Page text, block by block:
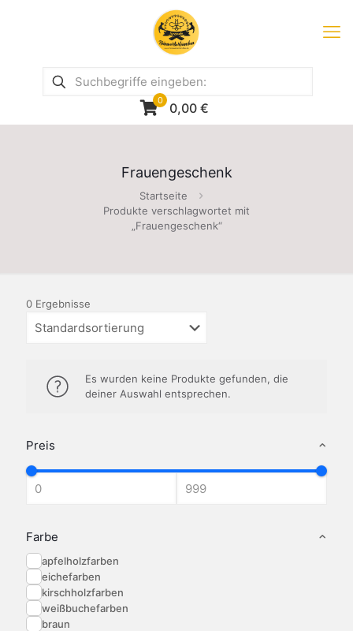
0 0,00 €
Frauengeschenk
Startseite
Produkte verschlagwortet mit
„Frauengeschenk“
Preis
Farbe
apfelholzfarben
eichefarben
kirschholzfarben
weißbuchefarben
braun
0 Ergebnisse
Es wurden keine Produkte gefunden, die
deiner Auswahl entsprechen.